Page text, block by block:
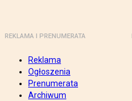
REKLAMA I PRENUMERATA
Reklama
Ogłoszenia
Prenumerata
Archiwum